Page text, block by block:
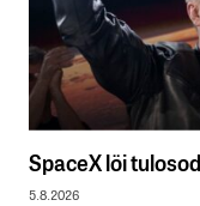
SpaceX löi
5.8.2026